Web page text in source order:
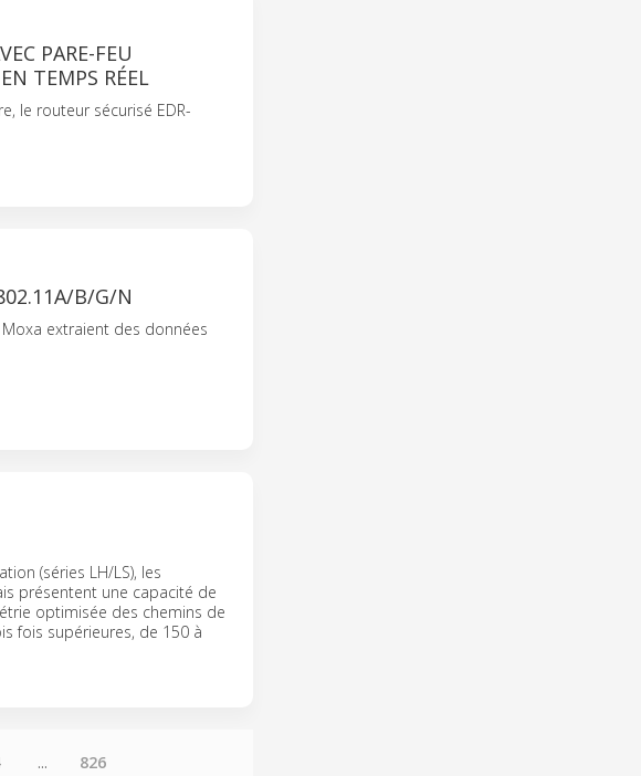
PARE-FEU
TEMPS RÉEL
le routeur sécurisé EDR-
B/G/N
extraient des données
(séries LH/LS), les
présentent une capacité de
optimisée des chemins de
fois supérieures, de 150 à
... 826